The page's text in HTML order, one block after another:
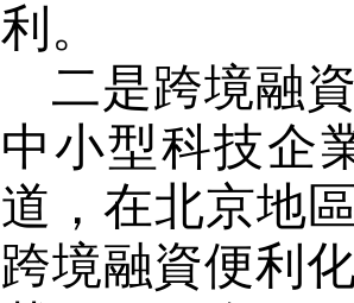
利。
二是跨境融
中小型科技企
道，在北京地
跨境融資便利